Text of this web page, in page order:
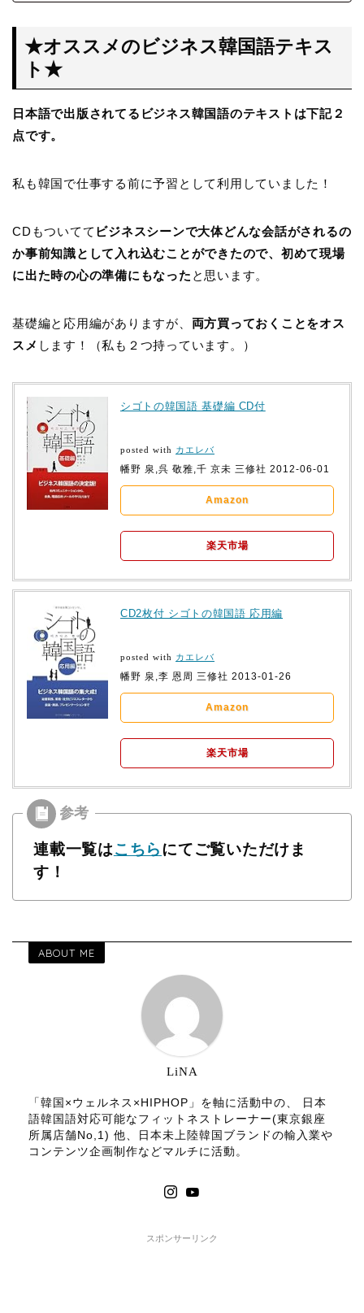
★オススメのビジネス韓国語テキス
ト★
日本語で出版されてるビジネス韓国語のテキストは下記２
点です。
私も韓国で仕事する前に予習として利用していました！
CDもついてて ビジネスシーンで大体どんな会話がされるの
か事前知識として入れ込むことができたので、初めて現場
に出た時の心の準備にもなった と思います。
基礎編と応用編がありますが、 両方買っておくことをオス
スメ します！（私も２つ持っています。）
シゴトの韓国語 基礎編 CD付
posted with カエレバ
幡野 泉,呉 敬雅,千 京未 三修社 2012-06-01
Amazon
楽天市場
CD2枚付 シゴトの韓国語 応用編
posted with カエレバ
幡野 泉,李 恩周 三修社 2013-01-26
Amazon
楽天市場
連載一覧はこちらにてご覧いただけま
す！
ABOUT ME
LiNA
「韓国×ウェルネス×HIPHOP」を軸に活動中の、 日本
語韓国語対応可能なフィットネストレーナー(東京銀座
所属店舗No,1) 他、日本未上陸韓国ブランドの輸入業や
コンテンツ企画制作などマルチに活動。
スポンサーリンク